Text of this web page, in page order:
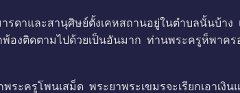
และสานุศิษย์ตั้งเคหสถานอยู่ในตำบลนั้นบ้าง
งติดตามไปด้วยเป็นอันมาก ท่านพระครูห็พาคร
ครูโพนเสม็ด พระยาพระเขมรจะเรียกเอาเงิ